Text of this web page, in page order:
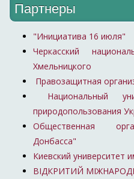
Партнеры
"Инициатива 16 июля"
Черкасский
Хмельницкого
Правозащитная
Национальный
природопользования
Общественная
Донбасса"
Киевский университет
ВІДКРИТИЙ